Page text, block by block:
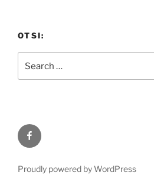
OTSI:
for:
Facebook
Proudly powered by WordPress